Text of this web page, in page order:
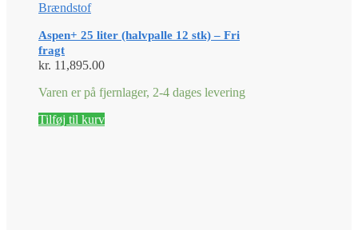
Brændstof
Aspen+ 25 liter (halvpalle 12 stk) – Fri
fragt
kr. 11,895.00
Varen er på fjernlager, 2-4 dages levering
Tilføj til kurv